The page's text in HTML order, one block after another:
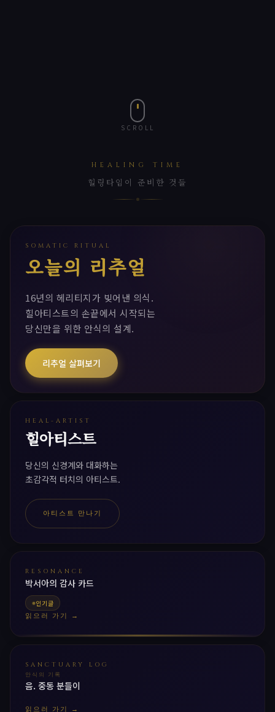
SCROLL
HEALING TIME
힐링타임이 준비한 것들
SOMATIC RITUAL
오늘의 리추얼
16년의 헤리티지가 빚어낸 의식.
힐아티스트의 손끝에서 시작되는
당신만을 위한 안식의 설계.
리추얼 살펴보기
HEAL-ARTIST
힐아티스트
당신의 신경계와 대화하는
초감각적 터치의 아티스트.
아티스트 만나기
RESONANCE
박서아의 감사 카드
인기글
읽으러 가기 →
SANCTUARY LOG
안식의 기록
음. 중동 분들이
읽으러 가기 →